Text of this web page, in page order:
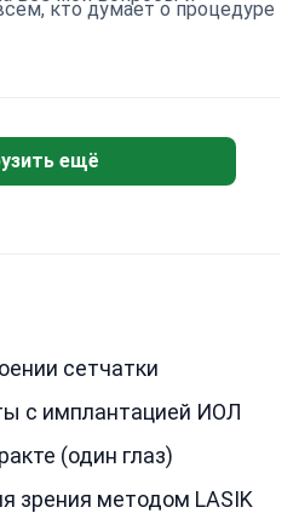
кто думает о процедуре
ещё
сетчатки
с имплантацией ИОЛ
(один глаз)
зрения методом LASIK